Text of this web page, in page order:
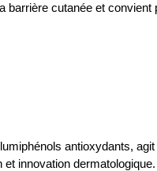
cutanée et convient
antioxydants,
innovation dermatologique.